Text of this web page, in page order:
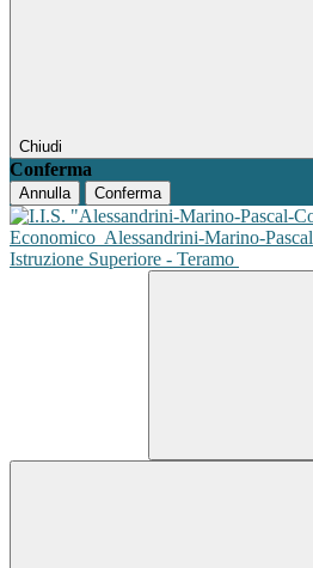
Chiudi
Conferma
Annulla Conferma
Economico Alessandrini-Marino-
Istruzione Superiore - Teramo